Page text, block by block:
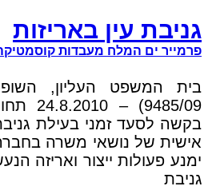
גניבת עין באריזות
פרמייר ים המלח מעבדות
בית המשפט העליון,
9485/
בקשה לסעד זמני בעילת
אישית של נושאי משרה
ימנע פעולות ייצור ואריזה
גניבת